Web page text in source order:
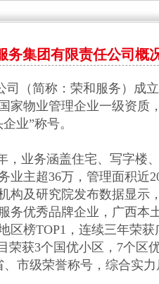
务集团有限责任公司概
（简称：荣和服务）成
家物业管理企业一级资质
业”称号。
，业务涵盖住宅、写字楼
业主超36万，管理面积近
构及研究院发布数据显示
优秀品牌企业，广西本
区榜TOP1，连续三年荣
荣获3个国优小区，7个区
市级荣誉称号，综合实